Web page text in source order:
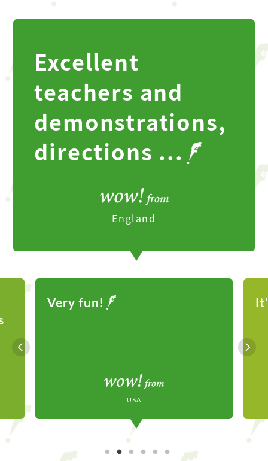
Excellent
teachers and
demonstrations,
directions ...
England
It’s a fun experience